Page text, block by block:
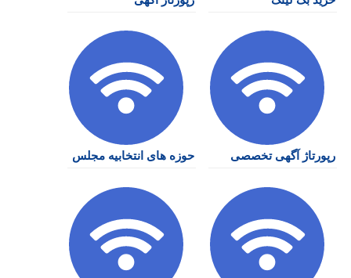
رپورتاژ آگهی تخصصی حوزه های انتخابیه مجلس